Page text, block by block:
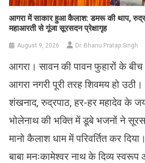
आगरा में साकार हुआ कैलाश: डमरू की थाप,
महाआरती से गूंजा सूरसदन प्रेक्षागृह
August 9, 2026 Dr. Bhanu Pratap Singh
आगरा। सावन की पावन फुहारों के बीच
आगरा नगरी पूरी तरह शिवमय हो
शंखनाद, रुद्रपाठ, हर-हर महादेव के
भोलेनाथ की भक्ति में डूबे भजनों ने
मानो कैलाश धाम में परिवर्तित कर
बाबा मनःकामेश्वर नाथ के दिव्य